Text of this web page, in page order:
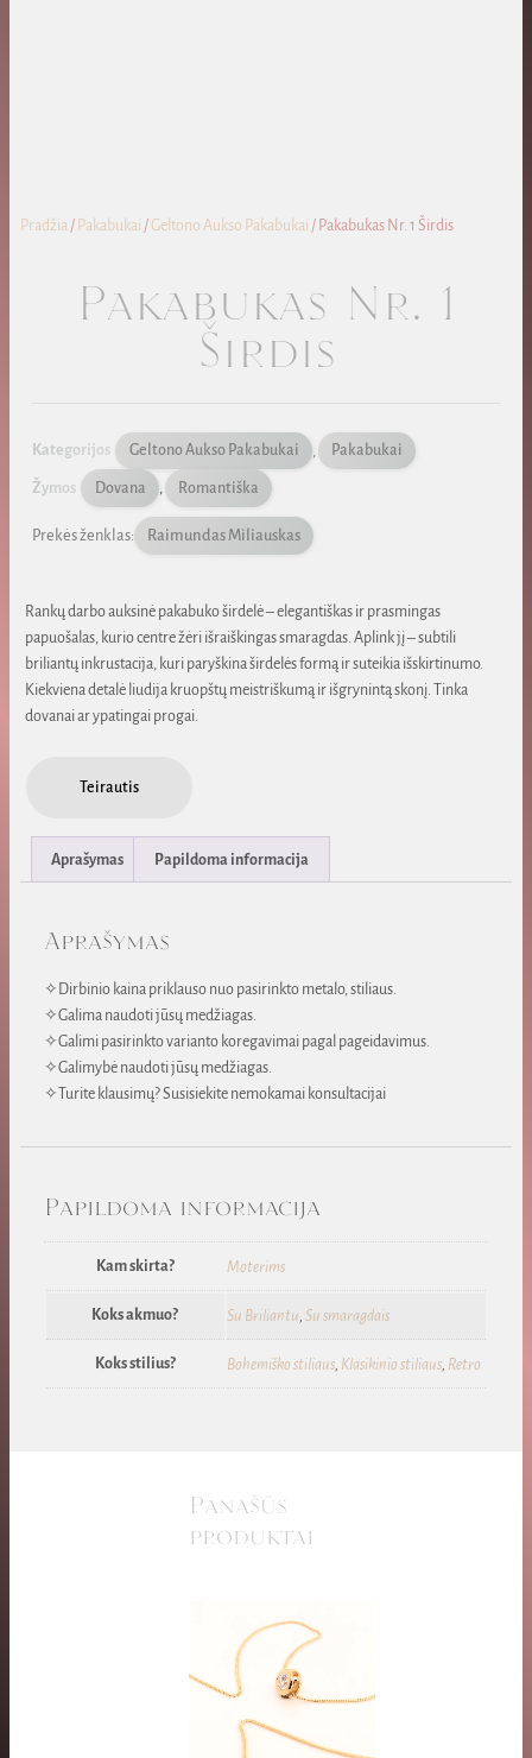
Pradžia / Pakabukai /Geltono Aukso Pakabukai / Pakabukas Nr. 1 Širdis
Pakabukas Nr. 1
Širdis
Kategorijos Geltono Aukso Pakabukai , Pakabukai
Žymos Dovana , Romantiška
Prekės ženklas: Raimundas Miliauskas
Rankų darbo auksinė pakabuko širdelė – elegantiškas ir prasmingas
papuošalas, kurio centre žėri išraiškingas smaragdas. Aplink jį – subtili
briliantų inkrustacija, kuri paryškina širdelės formą ir suteikia išskirtinumo.
Kiekviena detalė liudija kruopštų meistriškumą ir išgrynintą skonį. Tinka
dovanai ar ypatingai progai.
Teirautis
Aprašymas Papildoma informacija
Aprašymas
✧Dirbinio kaina priklauso nuo pasirinkto metalo, stiliaus.
✧Galima naudoti jūsų medžiagas.
✧Galimi pasirinkto varianto koregavimai pagal pageidavimus.
✧Galimybė naudoti jūsų medžiagas.
✧Turite klausimų? Susisiekite nemokamai konsultacijai
Papildoma informacija
Kam skirta? Moterims
Koks akmuo? Su Briliantu, Su smaragdais
Koks stilius? Bohemiško stiliaus, Klasikinio stiliaus, Retro
Panašūs
produktai